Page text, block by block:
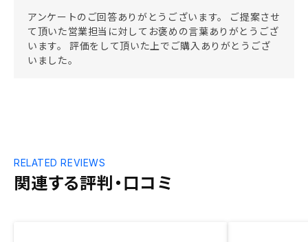
アンケートのご回答ありがとうございます。 ご提案させ
て頂いた営業担当に対してお褒めの言葉ありがとうござ
います。 評価をして頂いた上でご購入ありがとうござ
いました。
関連する評判・口コミ
RELATED REVIEWS